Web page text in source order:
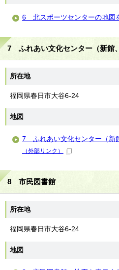
6 北スポーツセンターの地図
7 ふれあい文化センター（新館
所在地
福岡県春日市大谷6-24
地図
7 ふれあい文化センター（新
（外部リンク）
8 市民図書館
所在地
福岡県春日市大谷6-24
地図